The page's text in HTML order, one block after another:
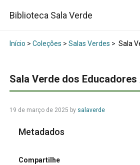
Biblioteca Sala Verde
Início > Coleções > Salas Verdes > Sala
Sala Verde dos
19 de março de 2025 by salaverde
Metadados
Compartilhe